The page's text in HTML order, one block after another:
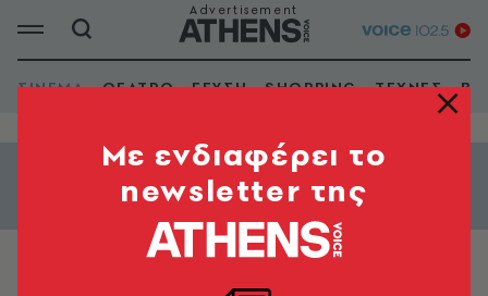
ΣΙΝΕΜΑ ΘΕΑΤΡΟ ΓΕΥΣΗ SHOPPING ΤΕΧΝΕΣ
Εμφάνιση φίλτρων
Mε ενδιαφέρει το
newsletter της